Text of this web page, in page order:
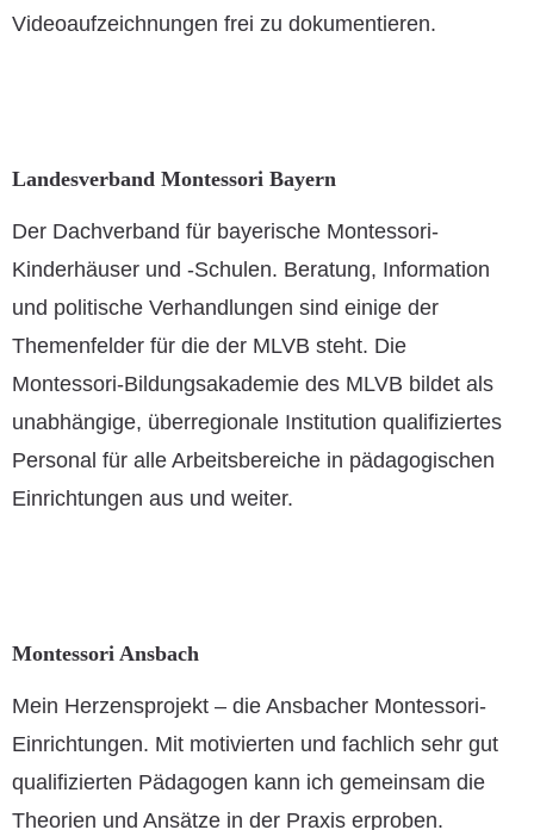
Videoaufzeichnungen frei zu dokumentieren.
Landesverband Montessori Bayern
Der Dachverband für bayerische Montessori-
Kinderhäuser und -Schulen. Beratung, Information
und politische Verhandlungen sind einige der
Themenfelder für die der MLVB steht. Die
Montessori-Bildungsakademie des MLVB bildet als
unabhängige, überregionale Institution qualifiziertes
Personal für alle Arbeitsbereiche in pädagogischen
Einrichtungen aus und weiter.
Montessori Ansbach
Mein Herzensprojekt – die Ansbacher Montessori-
Einrichtungen. Mit motivierten und fachlich sehr gut
qualifizierten Pädagogen kann ich gemeinsam die
Theorien und Ansätze in der Praxis erproben.